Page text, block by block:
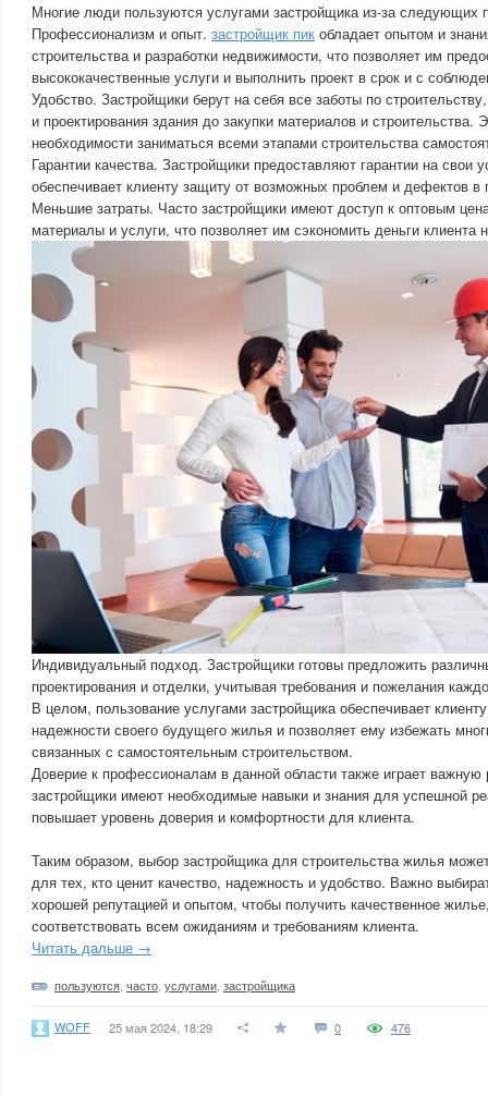
Многие люди пользуются услугами застройщика из-за следующих
Профессионализм и опыт. застройщик пик обладает опытом и
строительства и разработки недвижимости, что позволяет им
высококачественные услуги и выполнить проект в срок и с
Удобство. Застройщики берут на себя все заботы по
и проектирования здания до закупки материалов и строительства.
необходимости заниматься всеми этапами строительства
Гарантии качества. Застройщики предоставляют гарантии на свои
обеспечивает клиенту защиту от возможных проблем и дефектов в
Меньшие затраты. Часто застройщики имеют доступ к оптовым
материалы и услуги, что позволяет им сэкономить деньги клиента
Индивидуальный подход. Застройщики готовы предложить
проектирования и отделки, учитывая требования и пожелания
В целом, пользование услугами застройщика обеспечивает
надежности своего будущего жилья и позволяет ему избежать
связанных с самостоятельным строительством.
Доверие к профессионалам в данной области также играет важную
застройщики имеют необходимые навыки и знания для успешной
повышает уровень доверия и комфортности для клиента.
Таким образом, выбор застройщика для строительства жилья
для тех, кто ценит качество, надежность и удобство. Важно
хорошей репутацией и опытом, чтобы получить качественное
соответствовать всем ожиданиям и требованиям клиента.
Читать дальше →
пользуются часто услугами застройщика
WOFF 25 мая 2024, 18:29 0 476